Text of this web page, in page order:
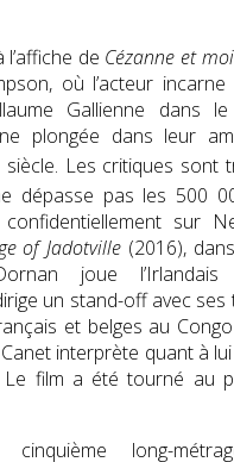
de Cézanne et moi
où l’acteur incarne
Gallienne dans
plongée dans leur
siècle. Les critiques sont
dépasse pas les 500
sur
of Jadotville (2016),
joue
un stand-off avec
et belges au
interprète quant à
Le film a été tourné au
long-